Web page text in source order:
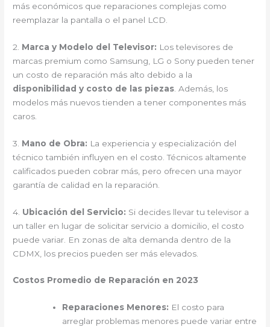
más económicos que reparaciones complejas como
reemplazar la pantalla o el panel LCD.
2. Marca y Modelo del Televisor: Los televisores de
marcas premium como Samsung, LG o Sony pueden tener
un costo de reparación más alto debido a la
disponibilidad y costo de las piezas . Además, los
modelos más nuevos tienden a tener componentes más
caros.
3. Mano de Obra: La experiencia y especialización del
técnico también influyen en el costo. Técnicos altamente
calificados pueden cobrar más, pero ofrecen una mayor
garantía de calidad en la reparación.
4. Ubicación del Servicio: Si decides llevar tu televisor a
un taller en lugar de solicitar servicio a domicilio, el costo
puede variar. En zonas de alta demanda dentro de la
CDMX, los precios pueden ser más elevados.
Costos Promedio de Reparación en 2023
Reparaciones Menores: El costo para
arreglar problemas menores puede variar entre